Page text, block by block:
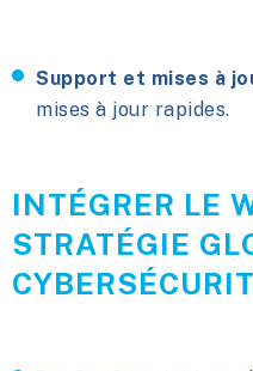
Support et mises à
mises à jour rapides.
INTÉGRER LE
STRATÉGIE